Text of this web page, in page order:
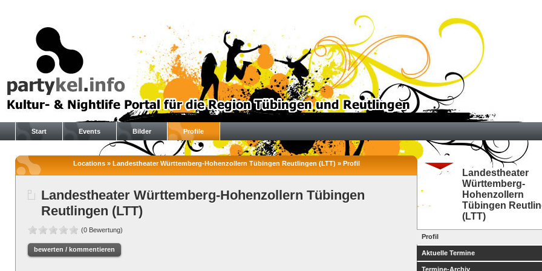
Start Events Bilder Profile
Locations » Landestheater Württemberg-Hohenzollern Tübingen Reutlingen (LTT) » Profil
Landestheater Württemberg-Hohenzollern Tübingen
Reutlingen (LTT)
(0 Bewertung)
bewerten / kommentieren
Landestheater
Württemberg-
Hohenzollern
Tübingen
(LTT)
Profil
Aktuelle Termine
Termine-Archiv